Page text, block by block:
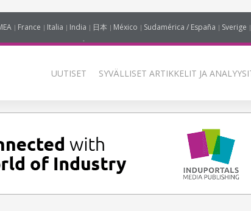
France Italia India 日本 México Sudamérica / España Sverige
UUTISET SYVÄLLISET ARTIKKELIT JA